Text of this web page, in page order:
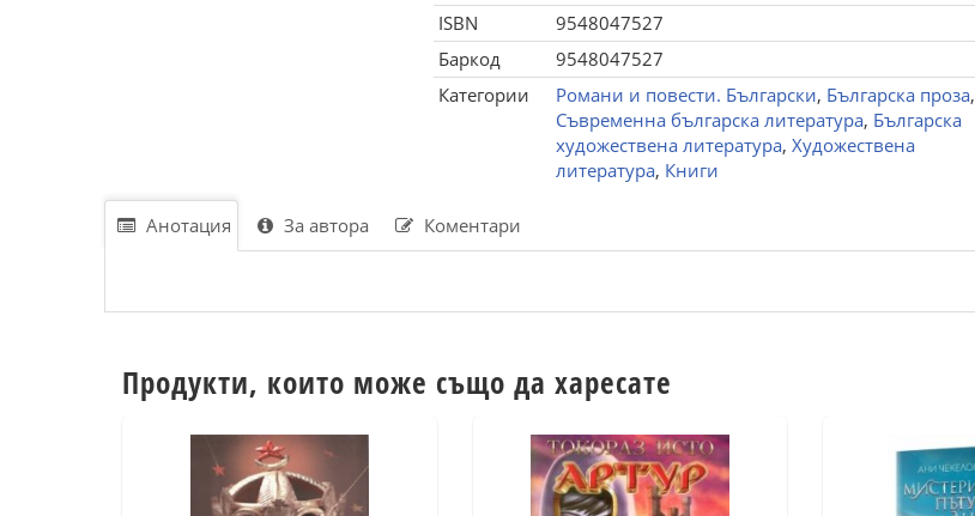
ISBN
9548047527
Баркод
9548047527
Категории
Романи и повести. Български, Българска проза,
Съвременна българска литература, Българска
художествена литература, Художествена
литература, Книги
Анотация За автора Коментари
Продукти, които може също да харесате